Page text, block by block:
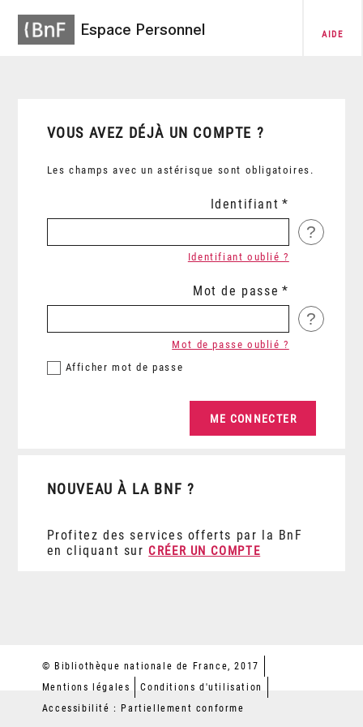
Espace Personnel AIDE
VOUS AVEZ DÉJÀ UN COMPTE ?
Les champs avec un astérisque sont obligatoires.
Identifiant
?
Identifiant oublié ?
Mot de passe
?
Afficher mot de passe
Mot de passe oublié ?
NOUVEAU À LA BNF ?
Profitez des services offerts par la BnF
en cliquant sur CRÉER UN COMPTE
© Bibliothèque nationale de France, 2017
Mentions légales
Conditions d'utilisation
Accessibilité : Partiellement conforme